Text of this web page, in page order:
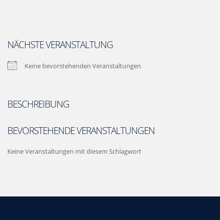
NÄCHSTE VERANSTALTUNG
Keine bevorstehenden Veranstaltungen
BESCHREIBUNG
BEVORSTEHENDE VERANSTALTUNGEN
Keine Veranstaltungen mit diesem Schlagwort